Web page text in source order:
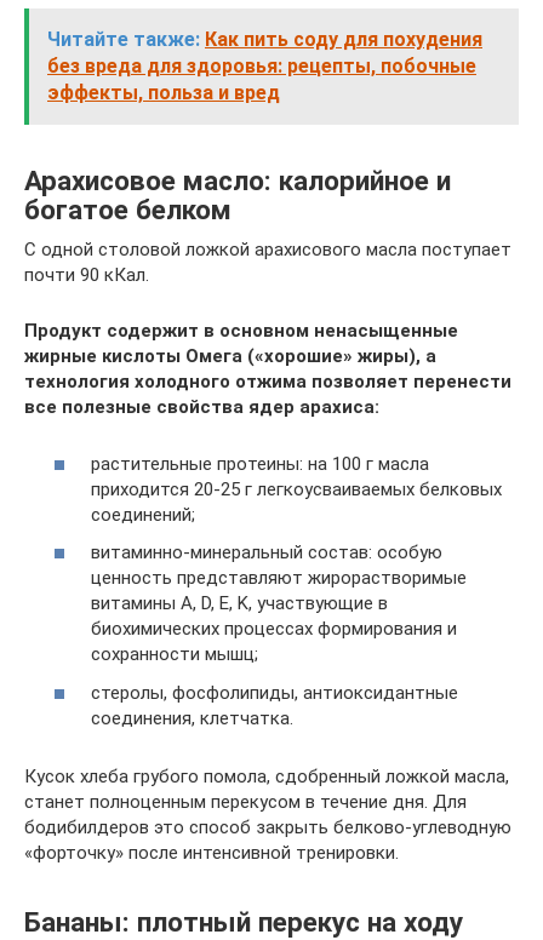
Читайте также: Как пить соду для похудения
без вреда для здоровья: рецепты, побочные
эффекты, польза и вред
Арахисовое масло: калорийное и
богатое белком
С одной столовой ложкой арахисового масла поступает
почти 90 кКал.
Продукт содержит в основном ненасыщенные
жирные кислоты Омега («хорошие» жиры), а
технология холодного отжима позволяет перенести
все полезные свойства ядер арахиса:
растительные протеины: на 100 г масла
приходится 20-25 г легкоусваиваемых белковых
соединений;
витаминно-минеральный состав: особую
ценность представляют жирорастворимые
витамины A, D, E, K, участвующие в
биохимических процессах формирования и
сохранности мышц;
стеролы, фосфолипиды, антиоксидантные
соединения, клетчатка.
Кусок хлеба грубого помола, сдобренный ложкой масла,
станет полноценным перекусом в течение дня. Для
бодибилдеров это способ закрыть белково-углеводную
«форточку» после интенсивной тренировки.
Бананы: плотный перекус на ходу